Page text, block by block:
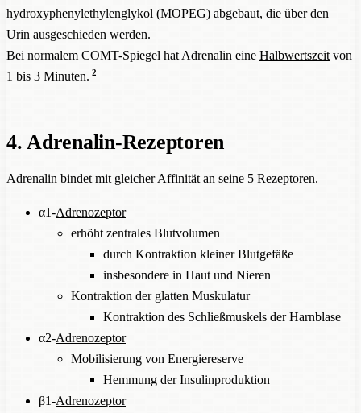
hydroxyphenylethylenglykol (MOPEG) abgebaut, die über den
Urin ausgeschieden werden.
Bei normalem COMT-Spiegel hat Adrenalin eine Halbwertszeit von
1 bis 3 Minuten. 2
4. Adrenalin-Rezeptoren
Adrenalin bindet mit gleicher Affinität an seine 5 Rezeptoren.
α1-Adrenozeptor
erhöht zentrales Blutvolumen
durch Kontraktion kleiner Blutgefäße
insbesondere in Haut und Nieren
Kontraktion der glatten Muskulatur
Kontraktion des Schließmuskels der Harnblase
α2-Adrenozeptor
Mobilisierung von Energiereserve
Hemmung der Insulinproduktion
β1-Adrenozeptor